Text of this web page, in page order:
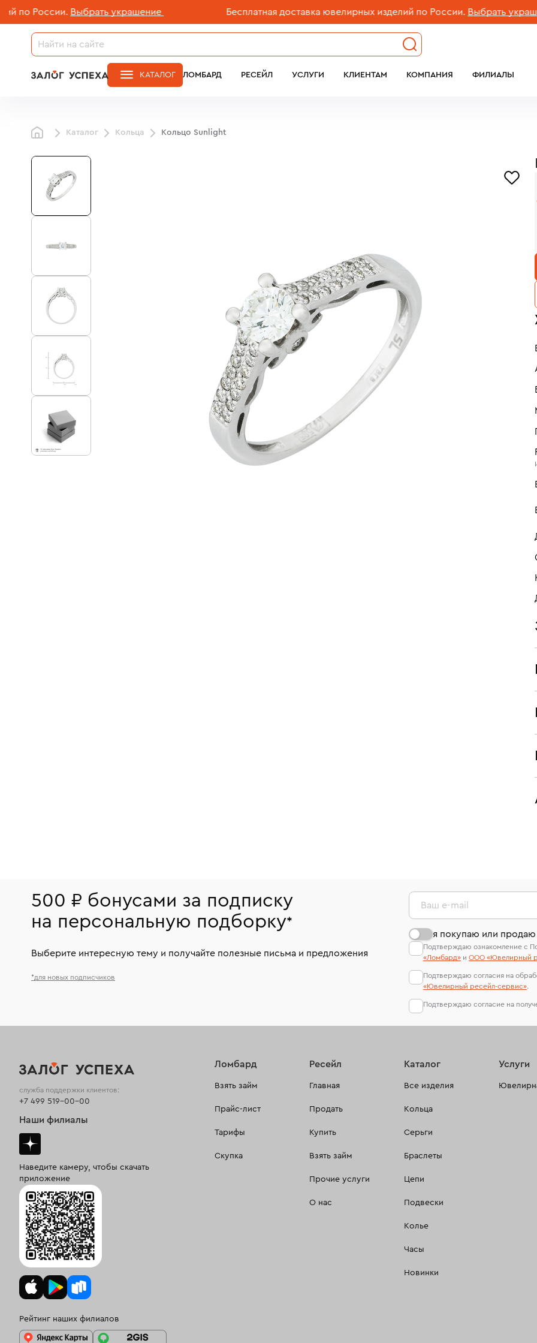
России. Выбрать украшение Бесплатная доставка ювелирных изделий по России. Выбрать украшение
ЛОМБАРД РЕСЕЙЛ УСЛУГИ КЛИЕНТАМ КОМПАНИЯ ФИЛИАЛЫ
КАТАЛОГ
Каталог Кольца Кольцо Sunlight
500 ₽ бонусами за подписку
на персональную подборку*
Выберите интересную тему и получайте полезные письма и предложения
*для новых подписчиков
Ваш e-mail
я покупаю или
Подтверждаю ознакомление с
«Ломбард» и ООО «Ювелирный
Подтверждаю согласия на
«Ювелирный ресейл-сервиc».
Подтверждаю согласие на
Ломбард
Взять займ
Прайс-лист
Тарифы
Скупка
Ресейл
Главная
Продать
Купить
Взять займ
Прочие услуги
О нас
Каталог
Все изделия
Кольца
Серьги
Браслеты
Цепи
Подвески
Колье
Часы
Новинки
Услуги
служба поддержки клиентов:
+7 499 519-00-00
Наши филиалы
Наведите камеру, чтобы скачать
приложение
Рейтинг наших филиалов